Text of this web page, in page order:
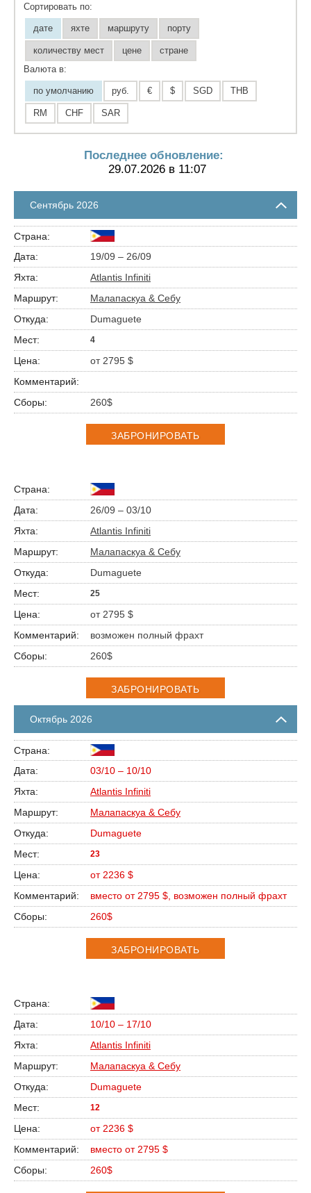
Сортировать по:
дате яхте маршруту порту
количеству мест цене
стране
Валюта в:
по умолчанию руб. € $ SGD THB
RM CHF SAR
Последнее обновление:
29.07.2026 в 11:07
Сентябрь 2026
19/09 – 26/09
Atlantis Infiniti
Малапаскуа & Себу
Dumaguete
4
от 2795 $
260$
ЗАБРОНИРОВАТЬ
26/09 – 03/10
Atlantis Infiniti
Малапаскуа & Себу
Dumaguete
25
от 2795 $
возможен полный фрахт
260$
ЗАБРОНИРОВАТЬ
Октябрь 2026
03/10 – 10/10
Atlantis Infiniti
Малапаскуа & Себу
Dumaguete
23
от 2236 $
вместо от 2795 $, возможен полный фрахт
260$
ЗАБРОНИРОВАТЬ
10/10 – 17/10
Atlantis Infiniti
Малапаскуа & Себу
Dumaguete
12
от 2236 $
вместо от 2795 $
260$